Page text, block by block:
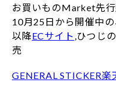
お買いものMarket先
10月25日から開催中
以降ECサイト ,ひつじ
売
GENERAL STICKER楽